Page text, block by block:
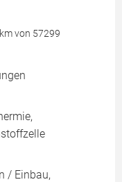
von 57299
/ Einbau,